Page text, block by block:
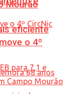
eficiente
Mourão
o 4º